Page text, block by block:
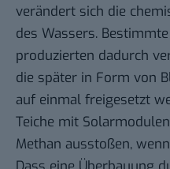
verändert sich die
des Wassers.
produzierten dadurch
die später in Form von
auf einmal freigesetzt
Teiche mit
Methan ausstoßen,